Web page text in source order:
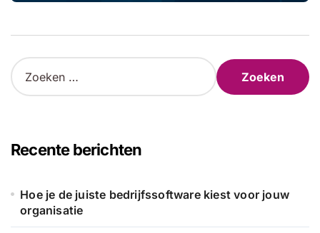
Z
o
n
n
a
Recente berichten
Hoe je de juiste bedrijfssoftware kiest voor jouw
organisatie